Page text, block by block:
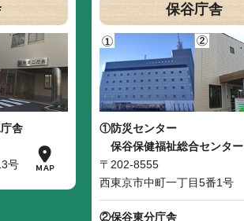
舎
号
保谷庁舎
①防災センター
保谷保健福祉総合センター
〒202-8555
西東京市中町一丁目5番1号
②保谷東分庁舎